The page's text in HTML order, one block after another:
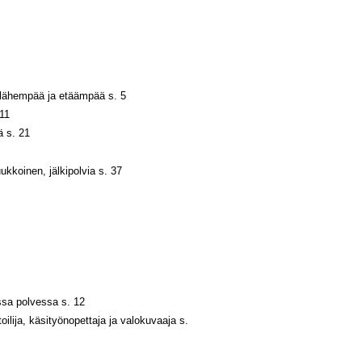
ja etäämpää s. 5
s. 21
jälkipolvia s. 37
polvessa s. 12
käsityönopettaja ja valokuvaaja s.